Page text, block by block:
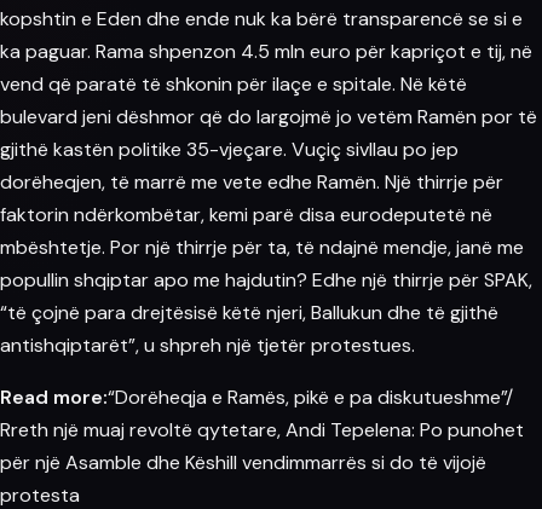
kopshtin e Eden dhe ende nuk ka bërë transparencë se si e
ka paguar. Rama shpenzon 4.5 mln euro për kapriçot e tij, në
vend që paratë të shkonin për ilaçe e spitale. Në këtë
bulevard jeni dëshmor që do largojmë jo vetëm Ramën por të
gjithë kastën politike 35-vjeçare. Vuçiç sivllau po jep
dorëheqjen, të marrë me vete edhe Ramën. Një thirrje për
faktorin ndërkombëtar, kemi parë disa eurodeputetë në
mbështetje. Por një thirrje për ta, të ndajnë mendje, janë me
popullin shqiptarapo me hajdutin? Edhe një thirrje për SPAK,
“të çojnë para drejtësisë këtë njeri, Ballukun dhe të gjithë
antishqiptarët”, u shpreh një tjetërprotestues.
Read more:“Dorëheqja e Ramës, pikë e pa diskutueshme”/
Rreth një muaj revoltë qytetare, Andi Tepelena: Po punohet
për një Asamble dhe Këshill vendimmarrës si do të vijojë
protesta